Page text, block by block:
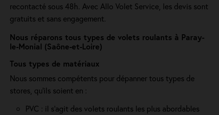
recontacté sous 48h. Avec Allo Volet Service, les devis sont
gratuits et sans engagement.
Nous réparons tous types de volets roulants à Paray-
le-Monial (Saône-et-Loire)
Tous types de matériaux
Nous sommes compétents pour dépanner tous types de
stores, qu'ils soient en :
PVC : il s'agit des volets roulants les plus abordables